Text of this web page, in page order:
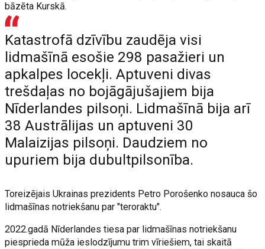
bāzēta Kurskā.
Katastrofā dzīvību zaudēja visi
lidmašīnā esošie 298 pasažieri un
apkalpes locekļi. Aptuveni divas
trešdaļas no bojāgājušajiem bija
Nīderlandes pilsoņi. Lidmašīnā bija arī
38 Austrālijas un aptuveni 30
Malaizijas pilsoņi. Daudziem no
upuriem bija dubultpilsonība.
Toreizējais Ukrainas prezidents Petro Porošenko nosauca šo
lidmašīnas notriekšanu par "teroraktu".
2022.gadā Nīderlandes tiesa par lidmašīnas notriekšanu
piesprieda mūža ieslodzījumu trim vīriešiem, tai skaitā